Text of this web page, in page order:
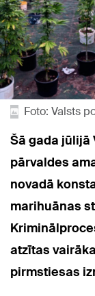
Foto: Valsts
Šā gada jūlijā
pārvaldes
novadā
marihuānas
atzītas
pirmstiesas